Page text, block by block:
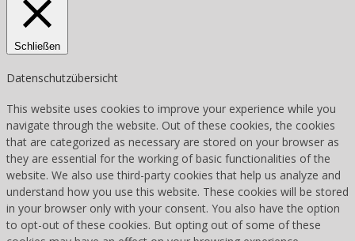
Schließen
Datenschutzübersicht
This website uses cookies to improve your experience while you
navigate through the website. Out of these cookies, the cookies
that are categorized as necessary are stored on your browser as
they are essential for the working of basic functionalities of the
website. We also use third-party cookies that help us analyze and
understand how you use this website. These cookies will be stored
in your browser only with your consent. You also have the option
to opt-out of these cookies. But opting out of some of these